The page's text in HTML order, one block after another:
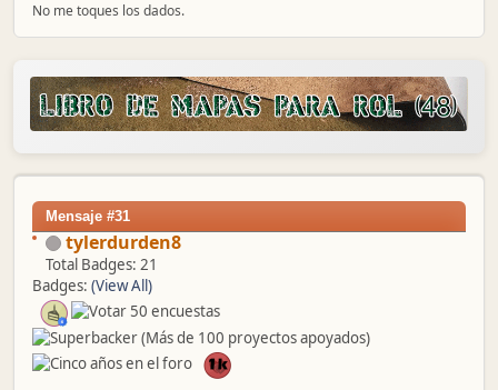
No me toques los dados.
Mensaje #31
tylerdurden8
Total Badges: 21
Badges: (View All)